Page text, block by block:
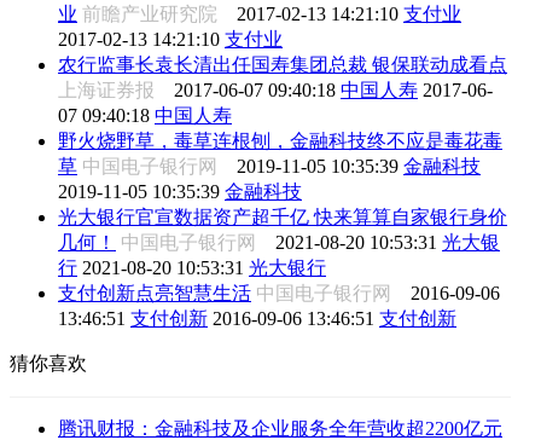
业 前瞻产业研究院 2017-02-13 14:21:10 支付业
2017-02-13 14:21:10 支付业
农行监事长袁长清出任国寿集团总裁 银保联动成看点
上海证券报 2017-06-07 09:40:18 中国人寿 2017-06-
07 09:40:18 中国人寿
野火烧野草，毒草连根刨，金融科技终不应是毒花毒
草 中国电子银行网 2019-11-05 10:35:39 金融科技
2019-11-05 10:35:39 金融科技
光大银行官宣数据资产超千亿 快来算算自家银行身价
几何！
中国电子银行网 2021-08-20 10:53:31 光大银
行 2021-08-20 10:53:31 光大银行
支付创新点亮智慧生活 中国电子银行网 2016-09-06
13:46:51 支付创新 2016-09-06 13:46:51 支付创新
猜你喜欢
腾讯财报：金融科技及企业服务全年营收超2200亿元